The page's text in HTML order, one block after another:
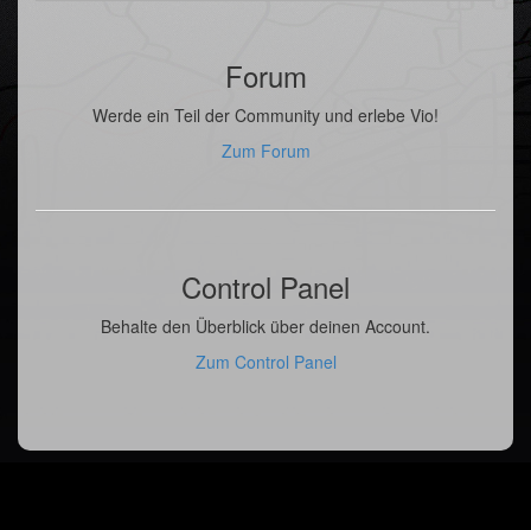
Forum
Werde ein Teil der Community und erlebe Vio!
Zum Forum
Control Panel
Behalte den Überblick über deinen Account.
Zum Control Panel